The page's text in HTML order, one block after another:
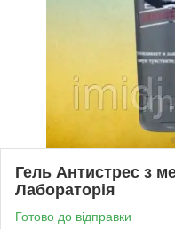
Гель Антистрес з
Лабораторія
Готово до відправки